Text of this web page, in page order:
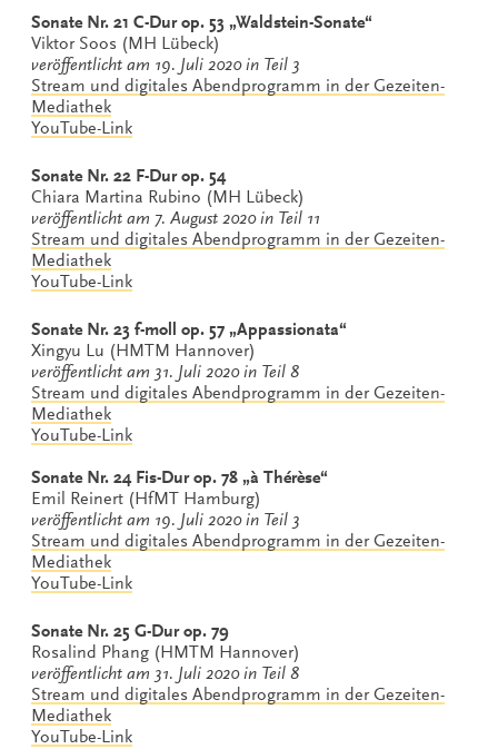
Sonate Nr. 21 C-Dur op. 53 „Waldstein-Sonate“
Viktor Soos (MH Lübeck)
veröffentlicht am 19. Juli 2020 in Teil 3
Stream und digitales Abendprogramm in der Gezeiten-
Mediathek
YouTube-Link
Sonate Nr. 22 F-Dur op. 54
Chiara Martina Rubino (MH Lübeck)
veröffentlicht am 7. August 2020 in Teil 11
Stream und digitales Abendprogramm in derGezeiten-
Mediathek
YouTube-Link
Sonate Nr. 23 f-moll op. 57 „Appassionata“
Xingyu Lu (HMTM Hannover)
veröffentlicht am 31. Juli 2020 in Teil 8
Stream und digitales Abendprogramm in derGezeiten-
Mediathek
YouTube-Link
Sonate Nr. 24 Fis-Dur op. 78 „à Thérèse“
Emil Reinert (HfMT Hamburg)
veröffentlicht am 19. Juli 2020 in Teil 3
Stream und digitales Abendprogramm in derGezeiten-
Mediathek
YouTube-Link
Sonate Nr. 25 G-Dur op. 79
Rosalind Phang (HMTM Hannover)
veröffentlicht am 31. Juli 2020 in Teil 8
Stream und digitales Abendprogramm in derGezeiten-
Mediathek
YouTube-Link